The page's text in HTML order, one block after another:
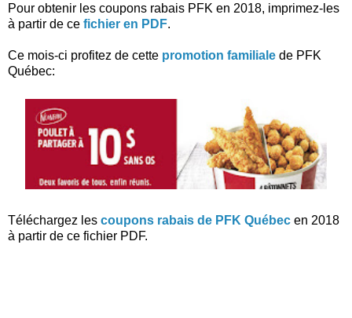
Pour obtenir les coupons rabais PFK en 2018, imprimez-les
à partir de ce fichier en PDF.
Ce mois-ci profitez de cette promotion familiale de PFK
Québec:
Téléchargez les coupons rabais de PFK Québec en 2018
à partir de ce fichier PDF.